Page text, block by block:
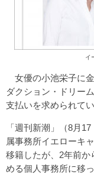
イ
女優の小池栄子に
ダクション・ドリー
支払いを求められてい
「週刊新潮」（8月
属事務所イエローキ
移籍したが、2年前か
める個人事務所に移